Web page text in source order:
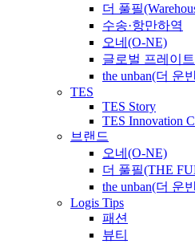
더 풀필
수송·항만하역
오네(O-NE)
글로벌 프레이트
the unban(더 운
TES
TES Story
TES Innovation
브랜드
오네(O-NE)
더 풀필(THE
the unban(더 운
Logis Tips
패션
뷰티